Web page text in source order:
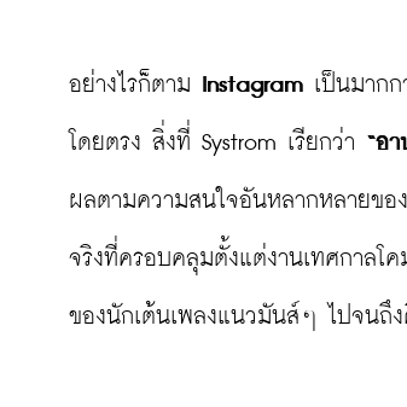
อย่างไรก็ตาม Instagram เป็นมาก
โดยตรง สิ่งที่ Systrom เรียกว่า “อ
ผลตามความสนใจอันหลากหลายข
จริงที่ครอบคลุมตั้งแต่งานเทศกาลโ
ของนักเต้นเพลงแนวมันส์ๆ ไปจนถึง